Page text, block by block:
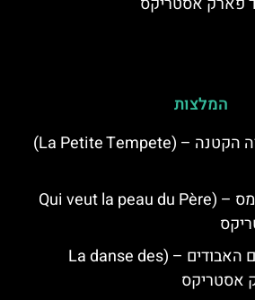
המלצות
רכבת ההרים הסערה הקטנה – (La Petite Tempete)
מופע: ריקוד הכריסמס – (Qui veut la peau du Père
מופע: ריקוד הספנים האבודים – (La danse des